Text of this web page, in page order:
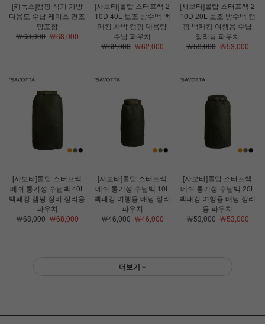
[키녹스]캠핑 식기 가방
다용도 수납 케이스 건조
망포함
￦68,000￦68,000
[사보타]롤탑 스터프쌕 2
10D 40L 보조 방수백 백
패킹 차박 캠핑 대용량
수납 파우치
￦62,000￦62,000
[사보타]롤탑 스터프쌕 2
10D 20L 보조 방수백 캠
핑 백패킹 여행용 수납
정리용 파우치
￦53,000￦53,000
[사보타]롤탑 스터프쌕
메쉬 통기성 수납백 40L
백패킹 캠핑 장비 정리용
파우치
￦68,000￦68,000
[사보타]롤탑 스터프쌕
메쉬 통기성 수납백 10L
백패킹 여행용 배낭 정리
파우치
￦46,000￦46,000
[사보타]롤탑 스터프쌕
메쉬 통기성 수납백 20L
백패킹 여행용 배낭 정리
용 파우치
￦53,000￦53,000
더보기